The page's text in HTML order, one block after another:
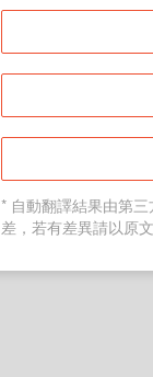
* 自動翻譯結果由第
差，若有差異請以原文